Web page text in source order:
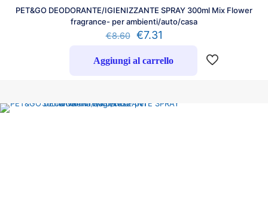
PET&GO DEODORANTE/IGIENIZZANTE SPRAY 300ml Mix Flower
fragrance- per ambienti/auto/casa
€8.60 €7.31
Aggiungi al carrello